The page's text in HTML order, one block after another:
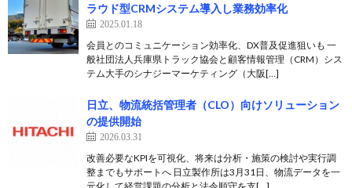
ラウド型CRMシステム導入し業務効率化
2025.01.18
会員とのコミュニケーション効率化、DX普及促進狙いも 一
般社団法人兵庫県トラック協会と顧客情報管理（CRM）シス
テム大手のシナジーマーケティング（大阪[…]
日立、物流統括管理者（CLO）向けソリューション
の提供開始
2026.03.31
改善必要なKPIを可視化、将来は分析・施策の検討や実行調
整までもサポートへ 日立製作所は3月31日、物流データを一